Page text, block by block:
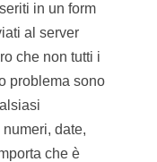
in un form
al server
che non tutti i
problema sono
date,
che è